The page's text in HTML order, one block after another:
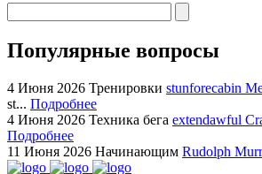
Популярные вопросы
4 Июня 2026 Тренировки stunforecabin
st... Подробнее
4 Июня 2026 Техника бега extendawful
Подробнее
11 Июня 2026 Начинающим Rudolph